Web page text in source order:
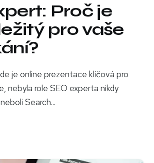
Proč je
pro vaše
je online prezentace klíčová pro
nebyla role SEO experta nikdy
Search...